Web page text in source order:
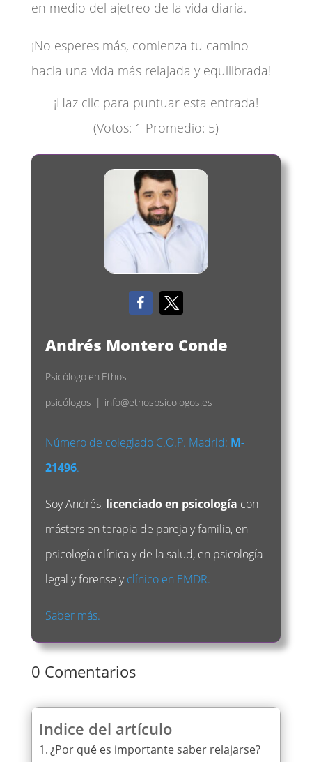
en medio del ajetreo de la vida diaria.
¡No esperes más, comienza tu camino
hacia una vida más relajada y equilibrada!
¡Haz clic para puntuar esta entrada!
(Votos: 1 Promedio: 5)
Andrés Montero Conde
Psicólogo en Ethos
psicólogos | info@ethospsicologos.es
Número de colegiado C.O.P. Madrid: M-
21496.
Soy Andrés, licenciado en psicología con
másters en terapia de pareja y familia, en
psicología clínica y de la salud, en psicología
legal y forense yclínico en EMDR.
Saber más.
0 Comentarios
Indice del artículo
¿Por qué es importante saber relajarse?